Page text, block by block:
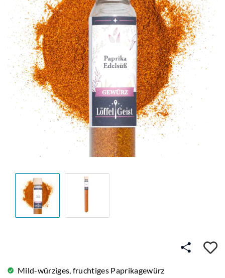
Mild-würziges, fruchtiges Paprikagewürz